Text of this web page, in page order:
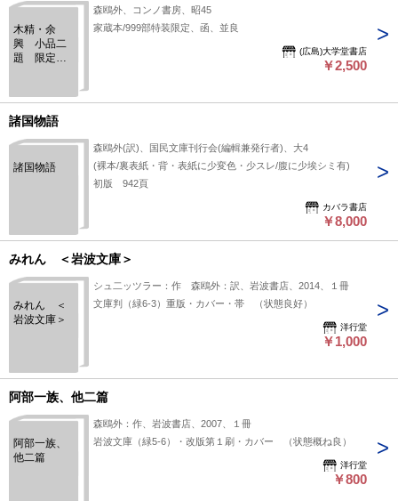
木精・余
興 小品二
題 限定和
森鴎外、コンノ書房、昭45
家蔵本/999部特装限定、函、並良
(広島)大学堂書店
￥2,500
諸国物語
諸国物語
森鴎外(訳)、国民文庫刊行会(編輯兼発行者)、大4
(裸本/裏表紙・背・表紙に少変色・少スレ/腹に少埃シミ有)
初版 942頁
カバラ書店
￥8,000
みれん ＜岩波文庫＞
みれん ＜
岩波文庫＞
シュ二ッツラー：作 森鴎外：訳、岩波書店、2014、１冊
文庫判（緑6-3）重版・カバー・帯 （状態良好）
洋行堂
￥1,000
阿部一族、他二篇
阿部一族、
他二篇
森鴎外：作、岩波書店、2007、１冊
岩波文庫（緑5-6）・改版第１刷・カバー （状態概ね良）
洋行堂
￥800